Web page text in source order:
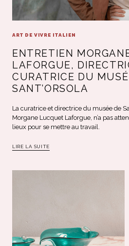
ART DE VIVRE ITALIEN
ENTRETIEN
LAFORGUE,
CURATRICE DU
SANT’ORSOLA
La curatrice et directrice du musée de
Morgane Lucquet Laforgue, n’a pas
lieux pour se mettre au travail.
LIRE LA SUITE